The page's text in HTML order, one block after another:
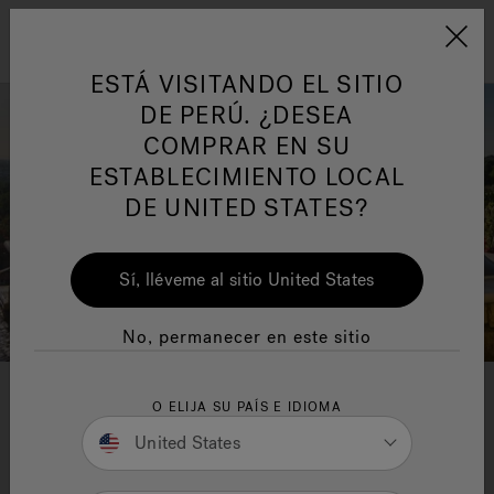
Jacuzzi&reg; Latin
Responsabilidad Social
HIDROMASAJE
Planificación para tu nuevo
jacuzzi o spa
ESTÁ VISITANDO EL SITIO
DE PERÚ. ¿DESEA
COMPRAR EN SU
ESTABLECIMIENTO LOCAL
DE UNITED STATES?
Sí, lléveme al sitio United States
No, permanecer en este sitio
O ELIJA SU PAÍS E IDIOMA
United States